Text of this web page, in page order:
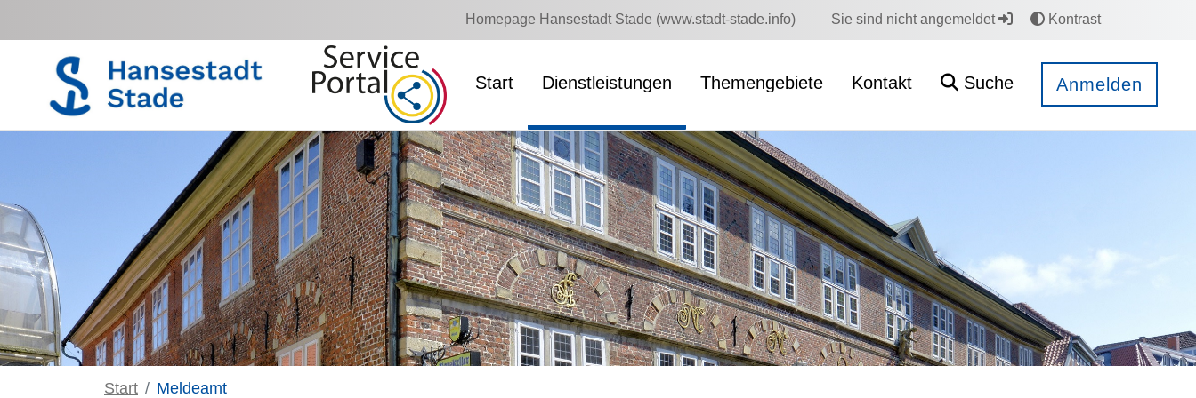
Homepage Hansestadt Stade (www.stadt-stade.info) Sie sind nicht angemeldet Kontrast
Start Dienstleistungen Themengebiete Kontakt Suche Anmelden
Start Meldeamt